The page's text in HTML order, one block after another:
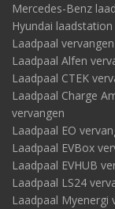
Mercedes-Benz
Hyundai laadstation
Laadpaal vervangen
Laadpaal Alfen
Laadpaal CTEK
Laadpaal Charge
vervangen
Laadpaal EO
Laadpaal EVBox
Laadpaal EVHUB
Laadpaal LS24
Laadpaal Myenergi